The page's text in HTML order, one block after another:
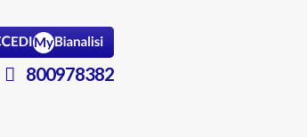
800978382